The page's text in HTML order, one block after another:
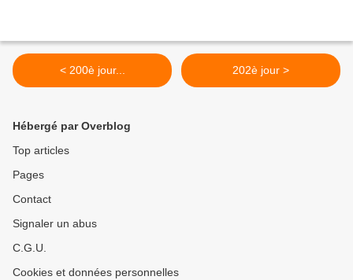
< 200è jour... 202è jour >
Hébergé par Overblog
Top articles
Pages
Contact
Signaler un abus
C.G.U.
Cookies et données personnelles